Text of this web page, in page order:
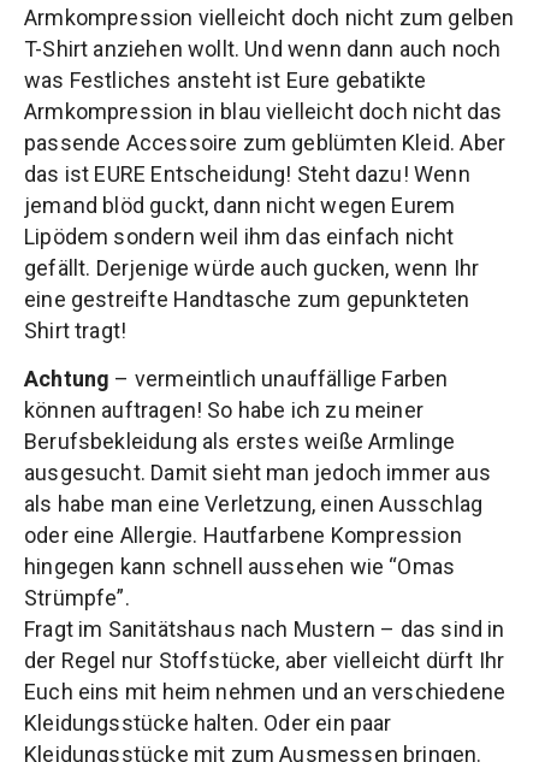
Armkompression vielleicht doch nicht zum gelben
T-Shirt anziehen wollt. Und wenn dann auch noch
was Festliches ansteht ist Eure gebatikte
Armkompression in blau vielleicht doch nicht das
passende Accessoire zum geblümten Kleid. Aber
das ist EURE Entscheidung! Steht dazu! Wenn
jemand blöd guckt, dann nicht wegen Eurem
Lipödem sondern weil ihm das einfach nicht
gefällt. Derjenige würde auch gucken, wenn Ihr
eine gestreifte Handtasche zum gepunkteten
Shirt tragt!
Achtung – vermeintlich unauffällige Farben
können auftragen! So habe ich zu meiner
Berufsbekleidung als erstes weiße Armlinge
ausgesucht. Damit sieht man jedoch immer aus
als habe man eine Verletzung, einen Ausschlag
oder eine Allergie. Hautfarbene Kompression
hingegen kann schnell aussehen wie “Omas
Strümpfe”.
Fragt im Sanitätshaus nach Mustern – das sind in
der Regel nur Stoffstücke, aber vielleicht dürft Ihr
Euch eins mit heim nehmen und an verschiedene
Kleidungsstücke halten. Oder ein paar
Kleidungsstücke mit zum Ausmessen bringen.